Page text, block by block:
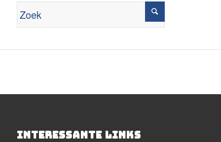
INTERESSANTE LINKS